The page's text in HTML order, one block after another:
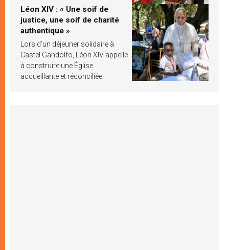
Léon XIV : « Une soif de
justice, une soif de charité
authentique »
Lors d’un déjeuner solidaire à
Castel Gandolfo, Léon XIV appelle
à construire une Église
accueillante et réconciliée